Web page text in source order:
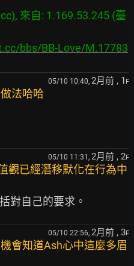
來自: 1.169.53.245 (臺
bbs/BB-Love/M.17783
05/10 10:40, 2月前 , 1 F
法哈哈
05/10 11:31, 2月前 , 2F
觀已經潛移默化在行為中
05/10 22:56, 2月前 , 3F
會知道Ash心中這麼多眉